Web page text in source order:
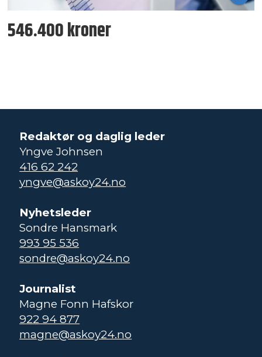
546.400 kroner
Redaktør og daglig leder
Yngve Johnsen
416 62 242
yngve@askoy24.no
Nyhetsleder
Sondre Hansmark
993 95 536
sondre@askoy24.no
Journalist
Magne Fonn Hafskor
922 94 877
magne@askoy24.no